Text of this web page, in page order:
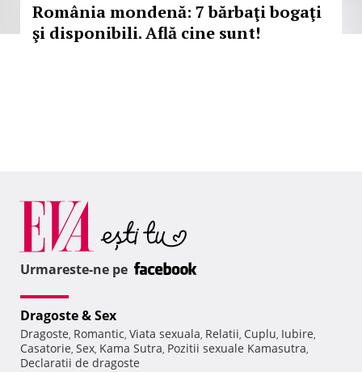
România mondenă: 7 bărbaţi bogaţi
şi disponibili. Află cine sunt!
Urmareste-ne pe
Dragoste & Sex
Dragoste, Romantic, Viata sexuala, Relatii, Cuplu, Iubire,
Casatorie, Sex, Kama Sutra, Pozitii sexuale Kamasutra,
Declaratii de dragoste